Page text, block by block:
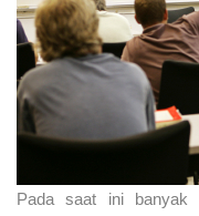
Pada saat ini banyak